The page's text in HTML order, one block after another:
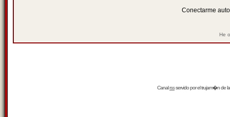
Conectarme
He
Canalrssservido por eltrujam�nde